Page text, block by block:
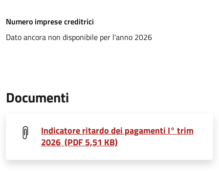
Numero imprese creditrici
Dato ancora non disponibile per l'anno 2026
Documenti
Indicatore ritardo dei pagamenti I° trim
2026 (PDF 5,51 KB)